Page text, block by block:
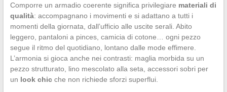
Comporre un armadio coerente significa privilegiare materiali di
qualità: accompagnano i movimenti e si adattano a tutti i
momenti della giornata, dall’ufficio alle uscite serali. Abito
leggero, pantaloni a pinces, camicia di cotone… ogni pezzo
segue il ritmo del quotidiano, lontano dalle mode effimere.
L’armonia si gioca anche nei contrasti: maglia morbida su un
pezzo strutturato, lino mescolato alla seta, accessori sobri per
un look chicche non richiede sforzi superflui.